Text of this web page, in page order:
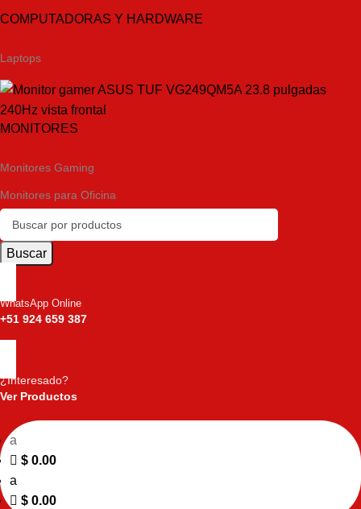
COMPUTADORAS Y HARDWARE
Laptops
MONITORES
Monitores Gaming
Monitores para Oficina
Buscar
WhatsApp Online
+51 924 659 387
¿Interesado?
Ver Productos
a
$ 0.00
a
$ 0.00